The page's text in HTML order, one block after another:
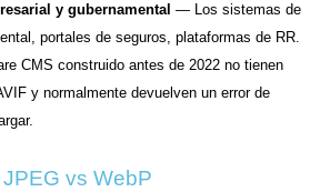
y gubernamental — Los sistemas de
portales de seguros, plataformas de RR.
CMS construido antes de 2022 no tienen
y normalmente devuelven un error de
vs WebP